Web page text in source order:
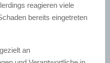
reagieren viele
bereits eingetreten
an